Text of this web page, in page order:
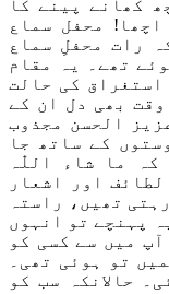
کھانے پینے کا
محفل سماع
رات محفلِ سماع
تھے۔ یہ
مقام
کی حالت
بھی دل ان کے
الحسن مجذوب
کے ساتھ جا
کہ ما شاء
اللّٰہ
لطائف اور اشعار
تھیں، راستہ
پہنچے تو انہوں
میں سے کسی کو
تو ہوئی تھی۔
حالانکہ
سب کو